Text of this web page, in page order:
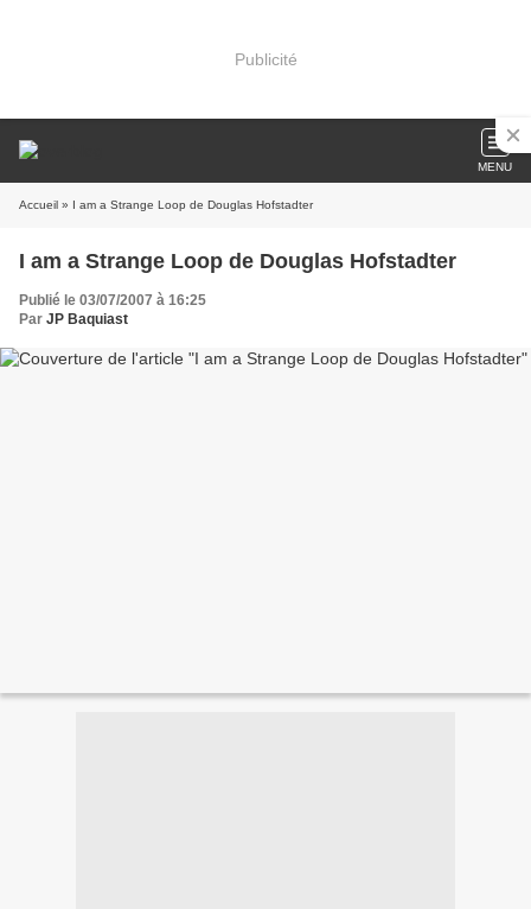
Publicité
MENU
Accueil » I am a Strange Loop de Douglas Hofstadter
I am a Strange Loop de Douglas Hofstadter
Publié le 03/07/2007 à 16:25
Par JP Baquiast